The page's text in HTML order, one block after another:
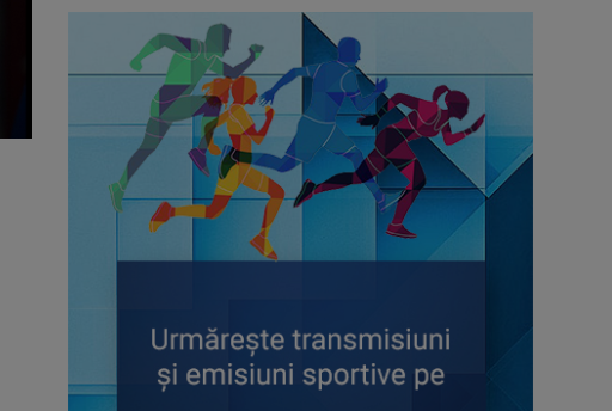
Spectacol total la TVR: David
Popovici și tricolorii luptă pentru
aur la Europenele de Natație de la
Paris
CONCACAF respinge planul FIFA de
privatizare parțială a activităților
comerciale
AXERIA Open WTA 125